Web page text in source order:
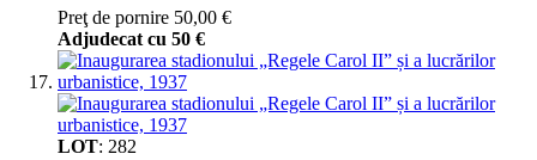
Preţ de pornire 50,00 €
Adjudecat cu 50 €
LOT: 282